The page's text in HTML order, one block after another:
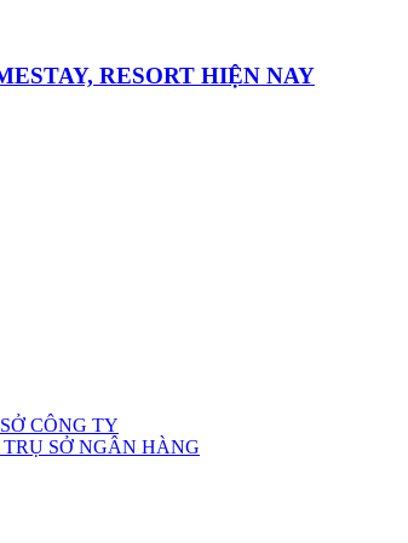
RESORT HIỆN NAY
CÔNG TY
SỞ NGÂN HÀNG